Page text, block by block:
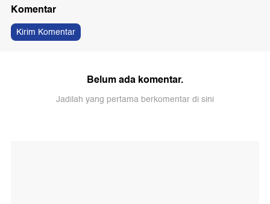
Komentar
Kirim Komentar
Belum ada komentar.
Jadilah yang pertama berkomentar di sini